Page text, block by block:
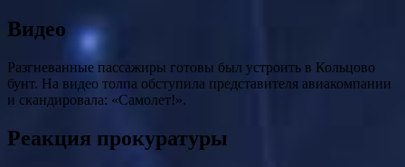
Видео
Разгневанные пассажиры готовы был устроить в Кольцово
бунт. На видео толпа обступила представителя авиакомпании
и скандировала: «Самолет!».
Реакция прокуратуры